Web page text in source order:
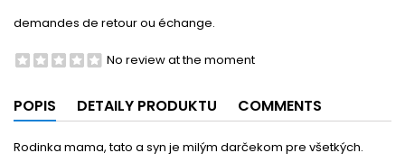
demandes de retour ou échange.
No review at the moment
POPIS DETAILY PRODUKTU COMMENTS
Rodinka mama, tato a syn je milým darčekom pre všetkých.